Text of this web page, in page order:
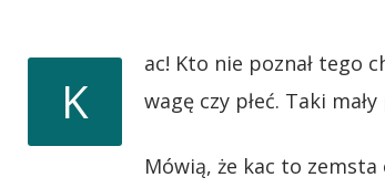
K
ac! Kto nie poznał tego
wagę czy płeć. Taki
Mówią, że kac to